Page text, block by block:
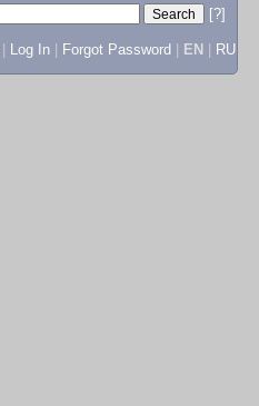
[?]
Log In Forgot Password EN RU